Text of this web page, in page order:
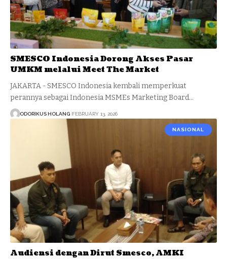
SMESCO Indonesia Dorong Akses Pasar
UMKM melalui Meet The Market
JAKARTA - SMESCO Indonesia kembali memperkuat
perannya sebagai Indonesia MSMEs Marketing Board…
ODORIKUS HOLANG FEBRUARY 13, 2026
NASIONAL
Audiensi dengan Dirut Smesco, AMKI